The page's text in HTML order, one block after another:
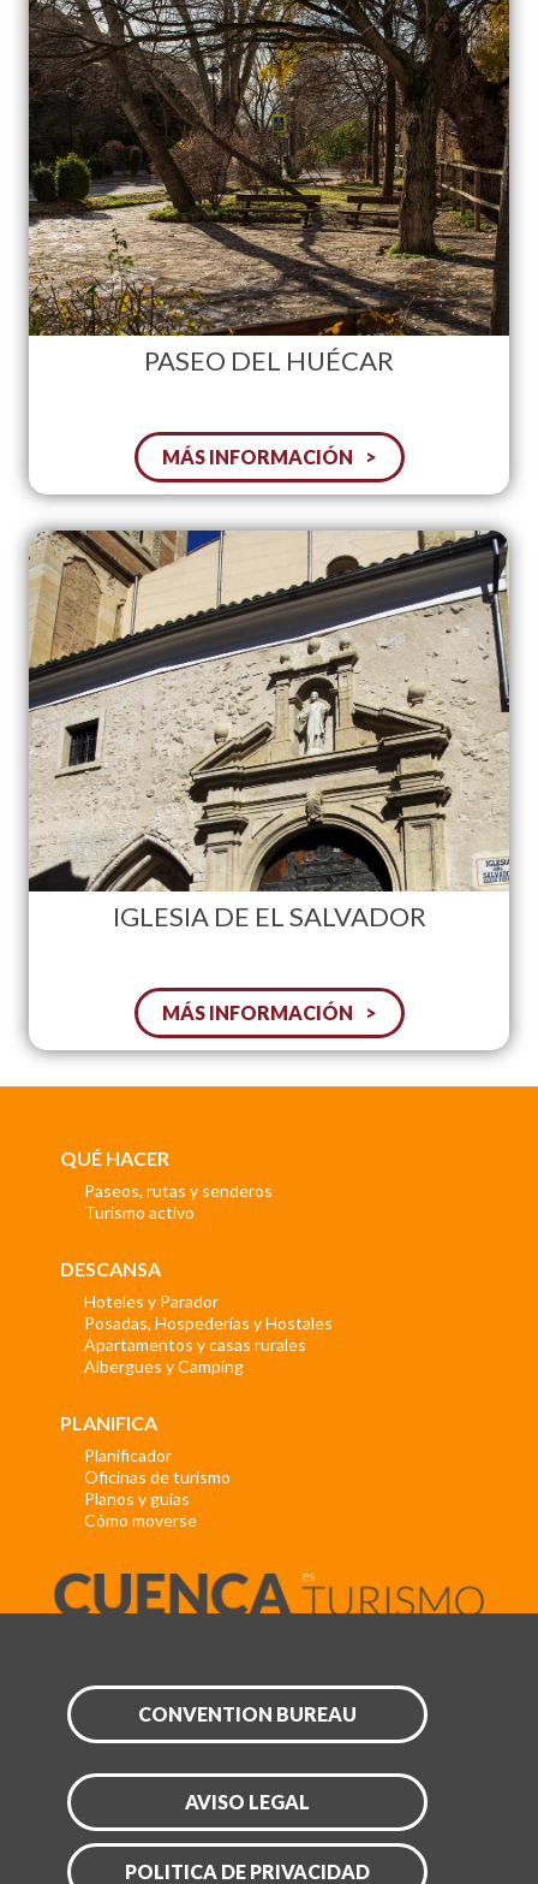
PASEO DEL HUÉCAR
MÁS INFORMACIÓN
IGLESIA DE EL SALVADOR
MÁS INFORMACIÓN
QUÉ HACER
Paseos, rutas y senderos
Turismo activo
DESCANSA
Hoteles y Parador
Posadas, Hospederías y Hostales
Apartamentos y casas rurales
Albergues y Camping
PLANIFICA
Planificador
Oficinas de turismo
Planos y guías
Cómo moverse
CONVENTION BUREAU
AVISO LEGAL
POLITICA DE PRIVACIDAD